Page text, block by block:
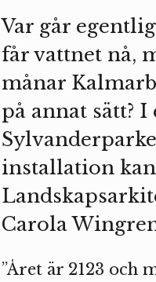
Var går
får vattnet nå,
månar
på annat sätt?
installation
Carola
”Året är 2123 och